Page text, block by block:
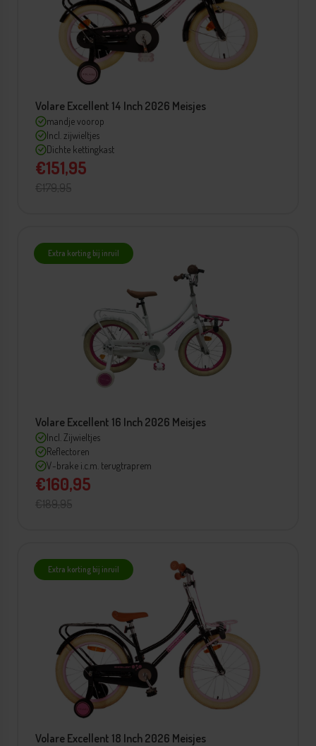
Volare Excellent 14 Inch 2026 Meisjes
mandje voorop
Incl. zijwieltjes
Dichte kettingkast
€151,95
€179,95
Extra korting bij inruil
Volare Excellent 16 Inch 2026 Meisjes
Incl. Zijwieltjes
Reflectoren
V-brake i.c.m. terugtraprem
€160,95
€189,95
Extra korting bij inruil
Volare Excellent 18 Inch 2026 Meisjes